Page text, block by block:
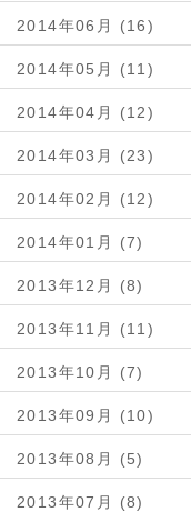
2014年06月 (16)
2014年05月 (11)
2014年04月 (12)
2014年03月 (23)
2014年02月 (12)
2014年01月 (7)
2013年12月 (8)
2013年11月 (11)
2013年10月 (7)
2013年09月 (10)
2013年08月 (5)
2013年07月 (8)